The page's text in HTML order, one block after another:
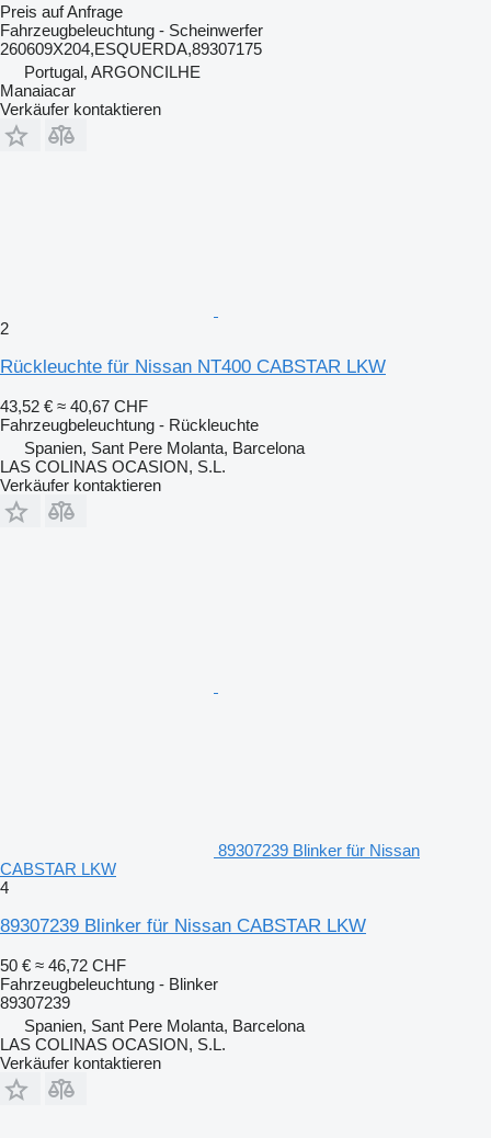
Preis auf Anfrage
Fahrzeugbeleuchtung - Scheinwerfer
260609X204,ESQUERDA,89307175
Portugal, ARGONCILHE
Manaiacar
Verkäufer kontaktieren
2
Rückleuchte für Nissan NT400 CABSTAR LKW
43,52 € ≈ 40,67 CHF
Fahrzeugbeleuchtung - Rückleuchte
Spanien, Sant Pere Molanta, Barcelona
LAS COLINAS OCASION, S.L.
Verkäufer kontaktieren
89307239 Blinker für Nissan
CABSTAR LKW
4
89307239 Blinker für Nissan CABSTAR LKW
50 € ≈ 46,72 CHF
Fahrzeugbeleuchtung - Blinker
89307239
Spanien, Sant Pere Molanta, Barcelona
LAS COLINAS OCASION, S.L.
Verkäufer kontaktieren